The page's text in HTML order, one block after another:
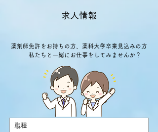
求人情報
薬剤師免許をお持ちの方、薬科大学卒業見込みの方
私たちと一緒にお仕事をしてみませんか？
職種